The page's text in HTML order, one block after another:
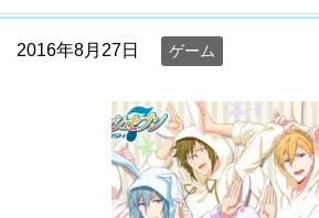
2016年8月27日 ゲーム